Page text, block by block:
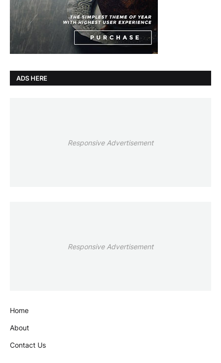
ADS HERE
Responsive Advertisement
Responsive Advertisement
Home
About
Contact Us